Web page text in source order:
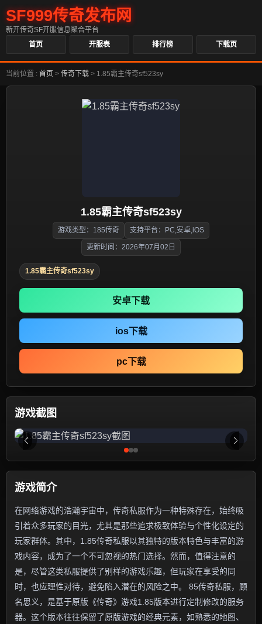
SF999传奇发布网
新开传奇SF开服信息聚合平台
首页
开服表 排行榜 下载页
当前位置 : 首页 > 传奇下载 > 1.85霸主传奇sf523sy
1.85霸主传奇sf523sy
游戏类型：185传奇 支持平台：PC,安卓,iOS
更新时间：2026年07月02日
1.85霸主传奇sf523sy
安卓下载
ios下载
pc下载
游戏截图
游戏简介
在网络游戏的浩瀚宇宙中，传奇私服作为一种特殊存在，始终吸
引着众多玩家的目光，尤其是那些追求极致体验与个性化设定的
玩家群体。其中，1.85传奇私服以其独特的版本特色与丰富的游
戏内容，成为了一个不可忽视的热门选择。然而，值得注意的
是，尽管这类私服提供了别样的游戏乐趣，但玩家在享受的同
时，也应理性对待，避免陷入潜在的风险之中。 85传奇私服，顾
名思义，是基于原版《传奇》游戏1.85版本进行定制修改的服务
器。这个版本往往保留了原版游戏的经典元素，如熟悉的地图、